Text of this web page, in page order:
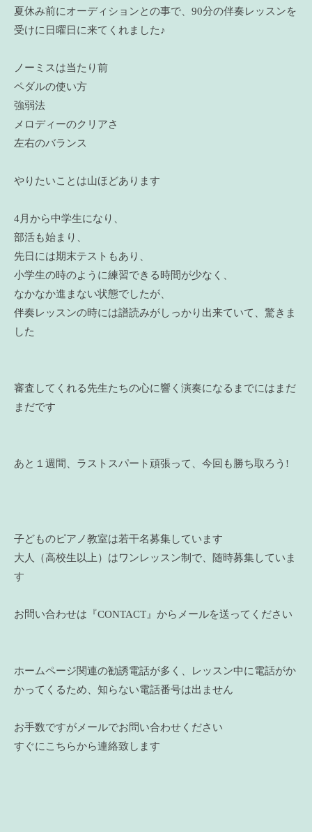
夏休み前にオーディションとの事で、90分の伴奏レッスンを
受けに日曜日に来てくれました♪
ノーミスは当たり前
ペダルの使い方
強弱法
メロディーのクリアさ
左右のバランス
やりたいことは山ほどあります
4月から中学生になり、
部活も始まり、
先日には期末テストもあり、
小学生の時のように練習できる時間が少なく、
なかなか進まない状態でしたが、
伴奏レッスンの時には譜読みがしっかり出来ていて、驚きま
した
審査してくれる先生たちの心に響く演奏になるまでにはまだ
まだです
あと１週間、ラストスパート頑張って、今回も勝ち取ろう!
子どものピアノ教室は若干名募集しています
大人（高校生以上）はワンレッスン制で、随時募集していま
す
お問い合わせは『CONTACT』からメールを送ってください
ホームページ関連の勧誘電話が多く、レッスン中に電話がか
かってくるため、知らない電話番号は出ません
お手数ですがメールでお問い合わせください
すぐにこちらから連絡致します